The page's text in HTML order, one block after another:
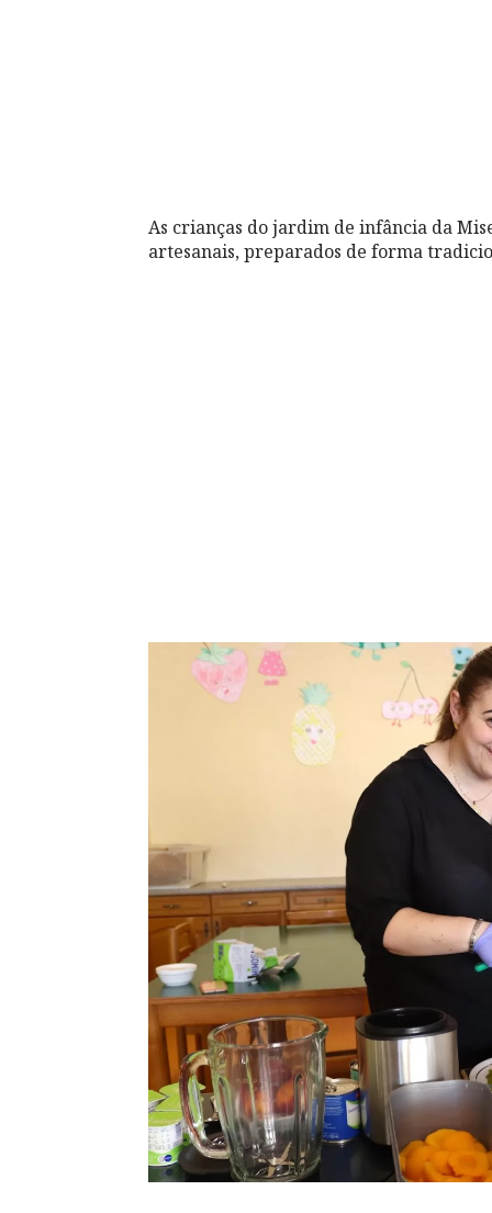
As crianças do jardim de infância da
artesanais, preparados de forma